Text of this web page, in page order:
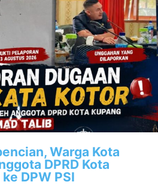
Warga Kota
DPRD Kota
DPW PSI